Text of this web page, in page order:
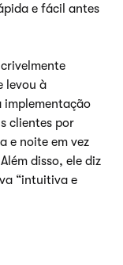
e fácil antes
levou à
implementação
clientes por
e noite em vez
disso, ele diz
“intuitiva e